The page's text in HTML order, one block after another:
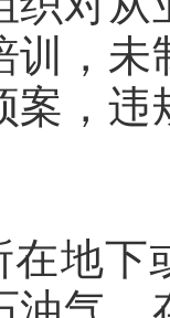
训，
案，
在地下